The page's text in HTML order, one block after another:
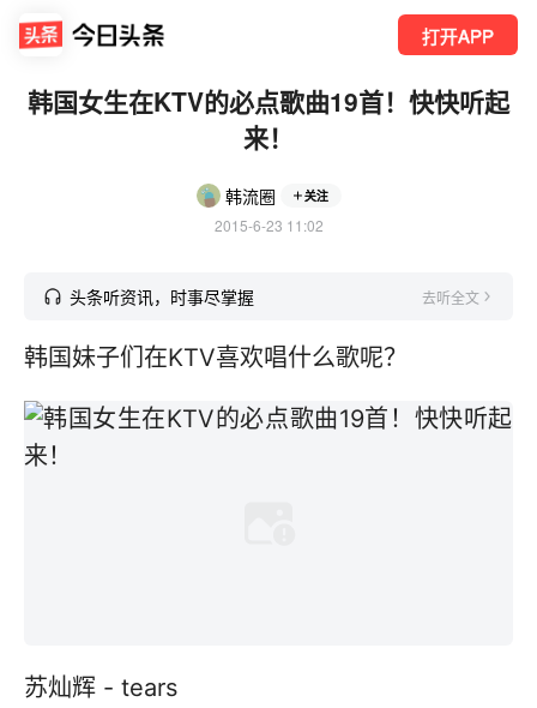
打开APP
韩国女生在KTV的必点歌曲19首！快快听起
来！
韩流圈 关注
2015-6-23 11:02
头条听资讯，时事尽掌握 去听全文
韩国妹子们在KTV喜欢唱什么歌呢？
苏灿辉 - tears